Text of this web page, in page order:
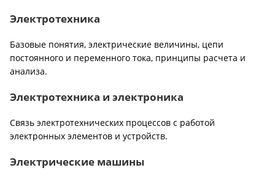
Электротехника
Базовые понятия, электрические величины, цепи
постоянного и переменного тока, принципы расчета и
анализа.
Электротехника и электроника
Связь электротехнических процессов с работой
электронных элементов и устройств.
Электрические машины